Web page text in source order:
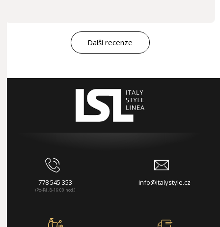
Další recenze
778 545 353
(Po-Pá, 8-16:00 hod.)
info@italystyle.cz